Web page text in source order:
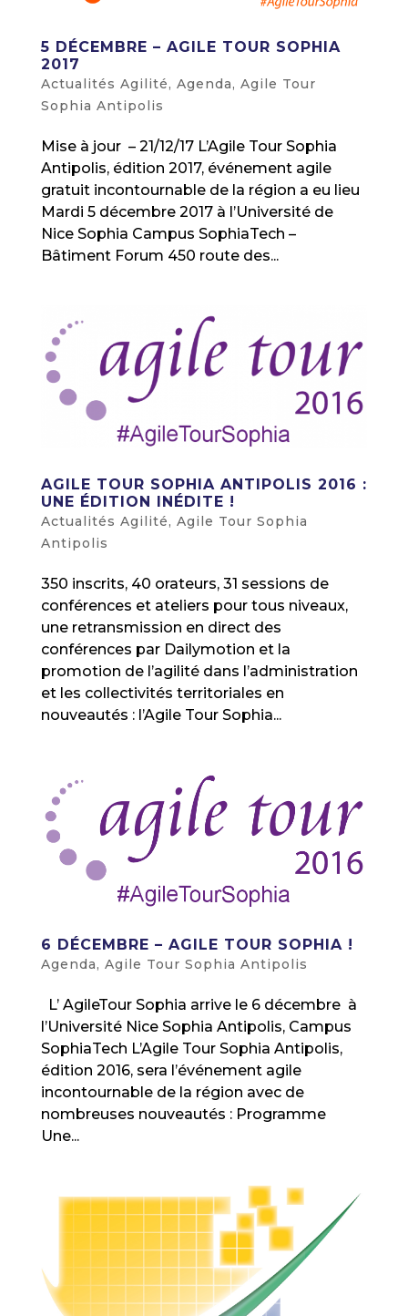
5 DÉCEMBRE – AGILE TOUR SOPHIA
2017
Actualités Agilité, Agenda, Agile Tour
Sophia Antipolis
Mise à jour – 21/12/17 L’Agile Tour Sophia
Antipolis, édition 2017, événement agile
gratuit incontournable de la région a eu lieu
Mardi 5 décembre 2017 à l’Université de
Nice Sophia Campus SophiaTech –
Bâtiment Forum 450 route des...
AGILE TOUR SOPHIA ANTIPOLIS 2016 :
UNE ÉDITION INÉDITE !
Actualités Agilité, Agile Tour Sophia
Antipolis
350 inscrits, 40 orateurs, 31 sessions de
conférences et ateliers pour tous niveaux,
une retransmission en direct des
conférences par Dailymotion et la
promotion de l’agilité dans l’administration
et les collectivités territoriales en
nouveautés : l’Agile Tour Sophia...
6 DÉCEMBRE – AGILE TOUR SOPHIA !
Agenda, Agile Tour Sophia Antipolis
L’ AgileTour Sophia arrive le 6 décembre à
l’Université Nice Sophia Antipolis, Campus
SophiaTech L’Agile Tour Sophia Antipolis,
édition 2016, sera l’événement agile
incontournable de la région avec de
nombreuses nouveautés : Programme
Une...